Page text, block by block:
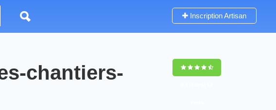
Inscription Artisan
chantiers-